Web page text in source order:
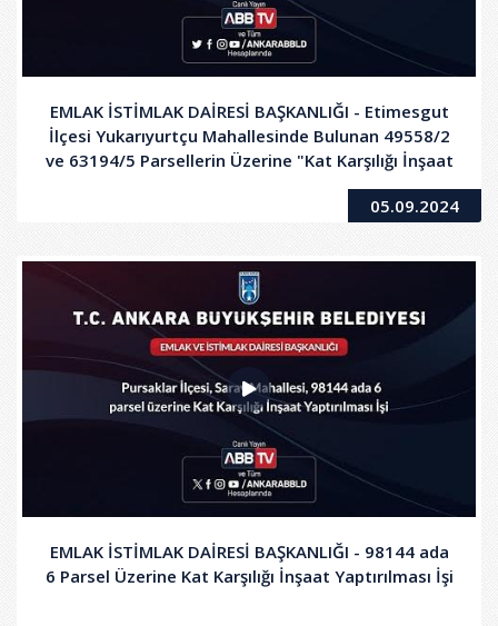
EMLAK İSTİMLAK DAİRESİ BAŞKANLIĞI - Etimesgut
İlçesi Yukarıyurtçu Mahallesinde Bulunan 49558/2
ve 63194/5 Parsellerin Üzerine "Kat Karşılığı İnşaat
05.09.2024
EMLAK İSTİMLAK DAİRESİ BAŞKANLIĞI - 98144 ada
6 Parsel Üzerine Kat Karşılığı İnşaat Yaptırılması İşi